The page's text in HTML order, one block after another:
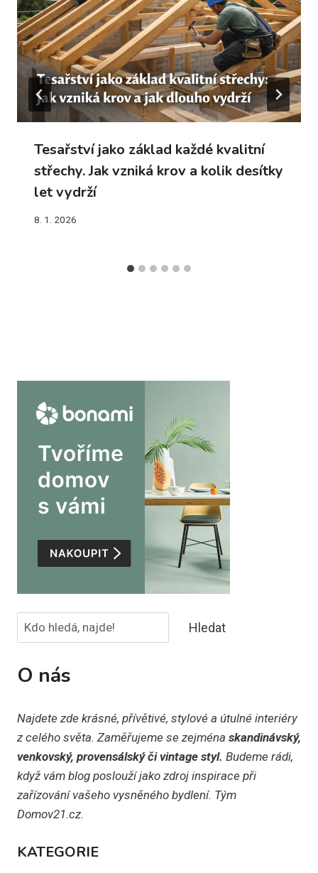
Tesařství jako základ každé kvalitní
střechy. Jak vzniká krov a kolik desítky
let vydrží
8. 1. 2026
Hledat Hledat
O nás
Najdete zde krásné, přívětivé, stylové a útulné interiéry
z celého světa. Zaměřujeme se zejména skandinávský,
venkovský, provensálský či vintage styl. Budeme rádi,
když vám blog poslouží jako zdroj inspirace při
zařízování vašeho vysněného bydlení. Tým
Domov21.cz.
KATEGORIE